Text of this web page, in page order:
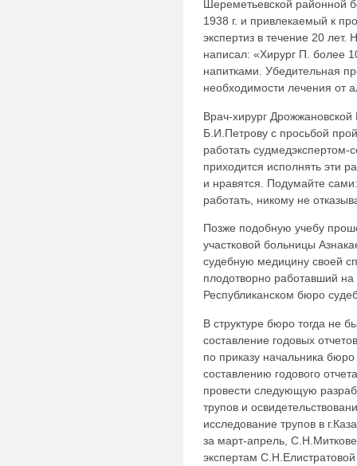
Шереметьевской районной
1938 г. и привлекаемый к
экспертиз в течение 20
написал: «Хирург П. более
напитками. Убедительная
необходимости лечения от
Врач-хирург
Б.И.Петрову с просьбой
работать
приходится исполнять эти
и нравятся. Подумайте
работать, никому не
Позже подобную учебу
участковой больницы
судебную медицину своей
плодотворно работавший
Республиканском бюро
В структуре бюро тогда не
составление годовых
по приказу начальника
составлению годового
провести следующую
трупов и
исследование трупов в
за март-апрель,
экспертам